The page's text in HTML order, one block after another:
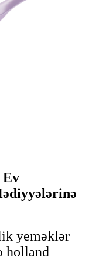
Ev
yeməklər
holland